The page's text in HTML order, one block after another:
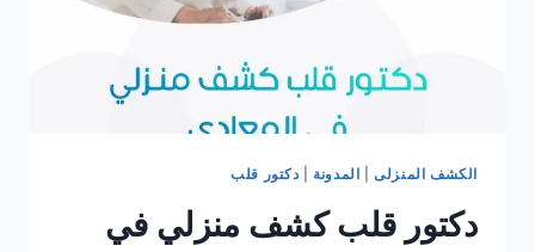
الكشف المنزلى| المدونة دكتور قلب
دكتور قلب كشف منزلي في